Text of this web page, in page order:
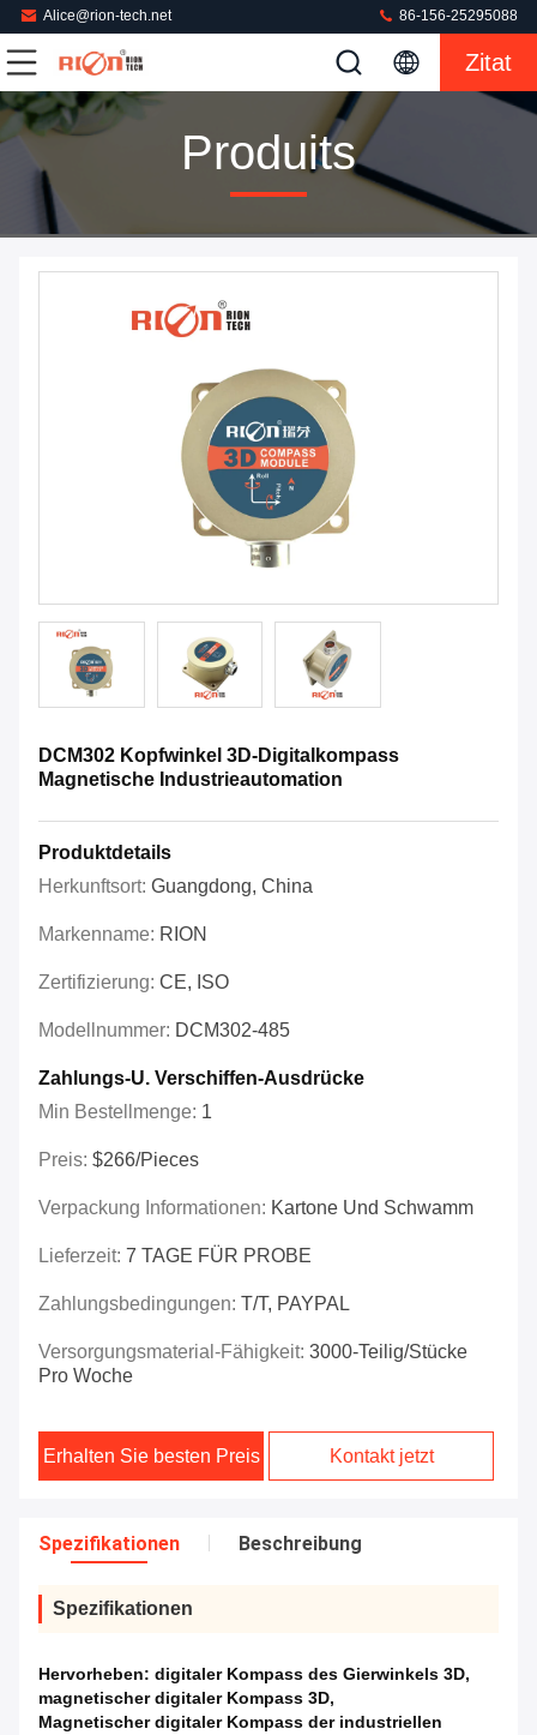
Alice@rion-tech.net 86-156-25295088
Zitat
Produits
DCM302 Kopfwinkel 3D-Digitalkompass
Magnetische Industrieautomation
Produktdetails
Herkunftsort: Guangdong, China
Markenname: RION
Zertifizierung: CE, ISO
Modellnummer: DCM302-485
Zahlungs-U. Verschiffen-Ausdrücke
Min Bestellmenge: 1
Preis: $266/Pieces
Verpackung Informationen: Kartone Und Schwamm
Lieferzeit: 7 TAGE FÜR PROBE
Zahlungsbedingungen: T/T, PAYPAL
Versorgungsmaterial-Fähigkeit: 3000-Teilig/Stücke
Pro Woche
Erhalten Sie besten Preis Kontakt jetzt
Spezifikationen Beschreibung
Spezifikationen
Hervorheben: digitaler Kompass des Gierwinkels 3D,
magnetischer digitaler Kompass 3D,
Magnetischer digitaler Kompass der industriellen